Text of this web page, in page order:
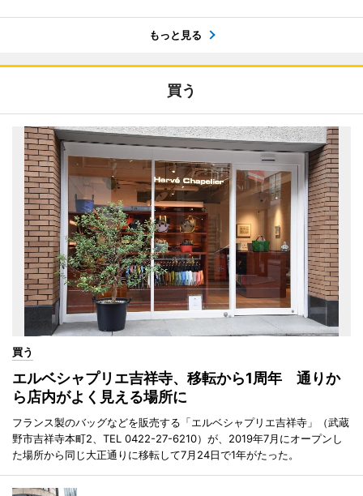
もっと見る
買う
買う
エルベシャプリエ吉祥寺、移転から1周年 通りか
ら店内がよく見える場所に
フランス製のバッグなどを販売する「エルベシャプリエ吉祥寺」（武蔵
野市吉祥寺本町2、TEL 0422-27-6210）が、2019年7月にオープンし
た場所から同じ大正通りに移転して7月24日で1年がたった。